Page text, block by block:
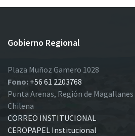
Gobierno Regional
Plaza Muñoz Gamero 1028
Fono: +56 61 2203768
Punta Arenas, Región de
Chilena
CORREO INSTITUCIONAL
CEROPAPEL Institucional